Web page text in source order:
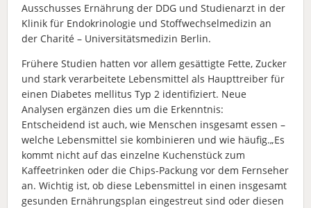
Ausschusses Ernährung der DDG und Studienarzt in der
Klinik für Endokrinologie und Stoffwechselmedizin an
der Charité – Universitätsmedizin Berlin.
Frühere Studien hatten vor allem gesättigte Fette, Zucker
und stark verarbeitete Lebensmittel als Haupttreiber für
einen Diabetes mellitus Typ 2 identifiziert. Neue
Analysen ergänzen dies um die Erkenntnis:
Entscheidend ist auch, wie Menschen insgesamt essen –
welche Lebensmittel sie kombinieren und wie häufig.„Es
kommt nicht auf das einzelne Kuchenstück zum
Kaffeetrinken oder die Chips-Packung vor dem Fernseher
an. Wichtig ist, ob diese Lebensmittel in einen insgesamt
gesunden Ernährungsplan eingestreut sind oder diesen